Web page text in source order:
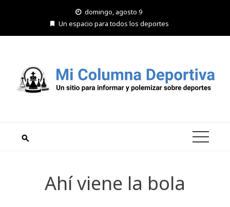
domingo, agosto 9
Un espacio para todos los deportes
Ahí viene la bola